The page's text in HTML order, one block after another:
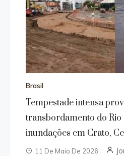
Brasil
Tempestade intensa
transbordamento do
inundações em Crato,
11 De Maio De 2026